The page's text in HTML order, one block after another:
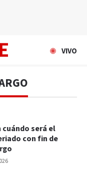
VIVO
será el
con fin de